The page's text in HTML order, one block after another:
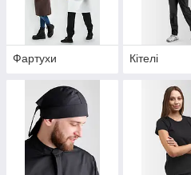
Фартухи Кітелі